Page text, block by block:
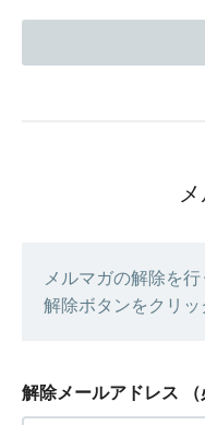
メルマガの解除を
解除ボタンをクリッ
解除メールアドレス